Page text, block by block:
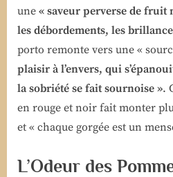
une « saveur perverse de fruit
les débordements, les
porto remonte vers une «
plaisir à l’envers, qui
la sobriété se fait sournoise ».
en rouge et noir fait monter
et « chaque gorgée est un
L’Odeur des